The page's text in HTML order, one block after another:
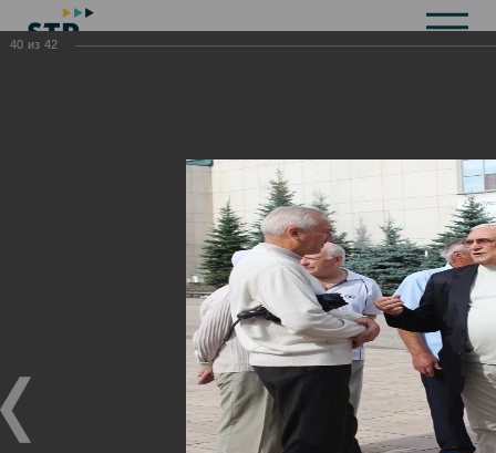
Карта города
Справочная информация
Территориальные органы и представительства
Актуальная информация Открытые данные
Строительство
Жилищно-коммунальное хозяйство
40 из 42